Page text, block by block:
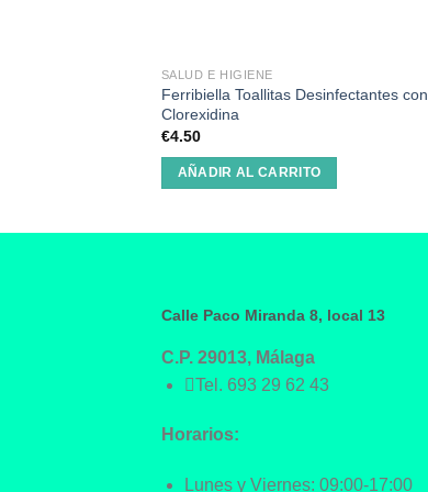
SALUD E HIGIENE
Ferribiella Toallitas Desinfectantes con
Clorexidina
€4.50
AÑADIR AL CARRITO
Calle Paco Miranda 8, local 13
C.P. 29013, Málaga
Tel. 693 29 62 43
Horarios:
Lunes y Viernes: 09:00-17:00